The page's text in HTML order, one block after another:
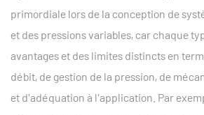
primordiale lors de la conception de
et des pressions variables, car chaque
avantages et des limites distincts en
débit, de gestion de la pression, de
et d'adéquation à l'application. Par